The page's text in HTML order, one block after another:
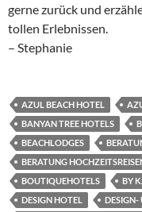
gerne zurück und
tollen Erlebnissen.
– Stephanie
AZUL BEACH HOTEL
BANYAN TREE HOTELS
BEACHLODGES
BERATUNG
BOUTIQUEHOTELS
BY
DESIGN HOTEL
DESIGN-